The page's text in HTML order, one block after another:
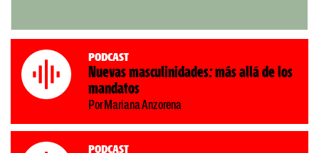
Podcast
Nuevas masculinidades: más allá de los
mandatos
Por Mariana Anzorena
Podcast